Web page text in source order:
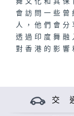
會訪問一些曾
人，他們會
透過印度舞融
對香港的影響
交